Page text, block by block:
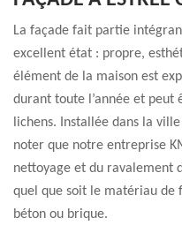
La façade fait partie
excellent état : propre,
élément de la maison est
durant toute l’année et peut
lichens. Installée dans la
noter que notre entreprise
nettoyage et du ravalement
quel que soit le matériau de
béton ou brique.